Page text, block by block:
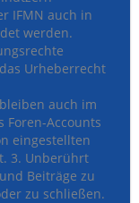
IFMN auch in
werden.
Urheberrecht
auch im
Foren-Accounts
eingestellten
3. Unberührt
Beiträge zu
zu schließen.